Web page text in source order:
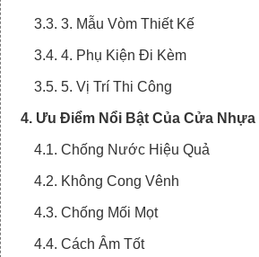
3.3. 3. Mẫu Vòm Thiết Kế
3.4. 4. Phụ Kiện Đi Kèm
3.5. 5. Vị Trí Thi Công
4. Ưu Điểm Nổi Bật Của Cửa
4.1. Chống Nước Hiệu Quả
4.2. Không Cong Vênh
4.3. Chống Mối Mọt
4.4. Cách Âm Tốt